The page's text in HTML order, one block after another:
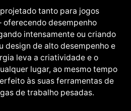
tanto para jogos
desempenho
intensamente ou criando
design de alto desempenho e
leva a criatividade e o
lugar, ao mesmo tempo
às suas ferramentas de
de trabalho pesadas.